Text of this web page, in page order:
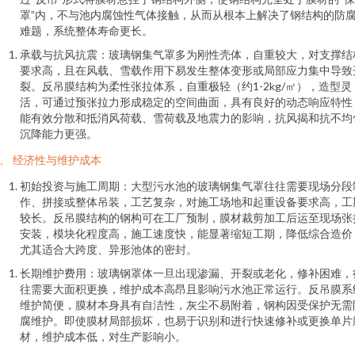
罩”内，不与池内腐蚀性气体接触，从而从根本上解决了钢结构的防
难题，系统整体寿命更长。
承载与抗风抗震：玻璃钢集气罩多为刚性壳体，自重较大，对支撑结
要求高，且在风载、雪载作用下易发生整体变形或局部应力集中导致
裂。反吊膜结构为柔性张拉体系，自重极轻（约1-2kg/㎡），造型灵
活，可通过预张拉力形成稳定的空间曲面，具有良好的动态响应特性
能有效分散和抵消风荷载、雪荷载及地震力的影响，抗风揭和抗不均
沉降能力更强。
经济性与维护成本
初始投资与施工周期：大型污水池的玻璃钢集气罩往往需要现场分段
作、拼接或整体吊装，工艺复杂，对施工场地和起重设备要求高，工
较长。反吊膜结构的钢构可在工厂预制，膜材裁剪加工后运至现场张
安装，模块化程度高，施工速度快，能显著缩短工期，降低综合造价
尤其适合大跨度、异形池体的密封。
长期维护费用：玻璃钢罩体一旦出现渗漏、开裂或老化，修补困难，
往需要大面积更换，维护成本高昂且影响污水池正常运行。反吊膜系
维护简便，膜材本身具有自洁性，灰尘不易附着，钢构因受保护无需
腐维护。即使膜材局部损坏，也易于识别和进行快速修补或更换单片
材，维护成本低，对生产影响小。